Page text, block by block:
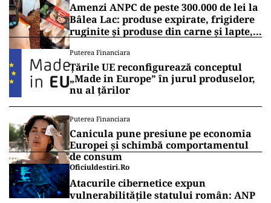
Amenzi ANPC de peste 300.000 de lei la
Bâlea Lac: produse expirate, frigidere
ruginite și produse din carne și lapte,
Puterea Financiara
Țările UE reconfigurează conceptul
„Made in Europe” în jurul produselor,
nu al țărilor
Puterea Financiara
Canicula pune presiune pe economia
Europei și schimbă comportamentul
de consum
Oficiuldestiri.ro
Atacurile cibernetice expun
vulnerabilitățile statului român: ANP